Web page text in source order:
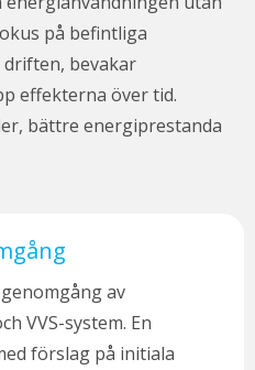
på befintliga
bevakar
effekterna över tid.
bättre energiprestanda
av
VVS-system. En
förslag på initiala